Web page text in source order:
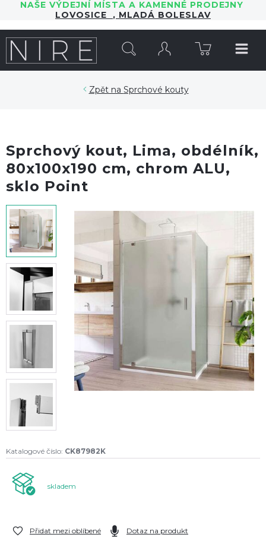
NAŠE VÝDEJNÍ MÍSTA A KAMENNÉ PRODEJNY
LOVOSICE , MLADÁ BOLESLAV
Sprchové kouty
Sprchový kout, Lima, obdélník,
80x100x190 cm, chrom ALU,
sklo Point
Katalogové číslo: CK87982K
skladem
Přidat mezi oblíbené Dotaz na produkt